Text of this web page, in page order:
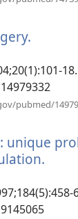
akna)18.
pubmed/
unique